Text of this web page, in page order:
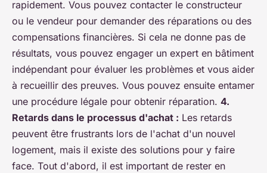
rapidement. Vous pouvez contacter le constructeur
ou le vendeur pour demander des réparations ou des
compensations financières. Si cela ne donne pas de
résultats, vous pouvez engager un expert en bâtiment
indépendant pour évaluer les problèmes et vous aider
à recueillir des preuves. Vous pouvez ensuite entamer
une procédure légale pour obtenir réparation. 4.
Retards dans le processus d'achat : Les retards
peuvent être frustrants lors de l'achat d'un nouvel
logement, mais il existe des solutions pour y faire
face. Tout d'abord, il est important de rester en